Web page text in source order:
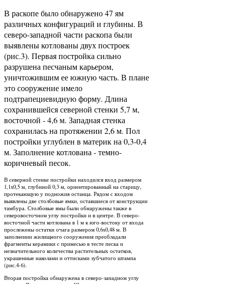
В раскопе было обнаружено 47 ям
различных конфигураций и глубины. В
северо-западной части раскопа были
выявлены котлованы двух построек
(рис.3). Первая постройка сильно
разрушена песчаным карьером,
уничтожившим ее южную часть. В плане
это сооружение имело
подтрапециевидную форму. Длина
сохранившейся северной стенки 5,7 м,
восточной - 4,6 м. Западная стенка
сохранилась на протяжении 2,6 м. Пол
постройки углублен в материк на 0,3-0,4
м. Заполнение котлована - темно-
коричневый песок.
В северной стенке постройки находился вход размером
1,1x0,5 м, глубиной 0,3 м, ориентированный на старицу,
протекающую у подножия останца. Рядом с входом
выявлены две столбовые ямки, оставшиеся от конструкции
тамбура. Столбовые ямы были обнаружены также в
северовосточном углу постройки и в центре. В северо-
восточной части котлована в 1 м к юго-востоку от входа
прослежены остатки очага размером 0,6x0,48 м. В
заполнении жилищного сооружения преобладали
фрагменты керамики с примесью в тесте песка и
незначительного количества растительных остатков,
украшенные наколами и оттисками зубчатого штампа
(рис.4-6).
Вторая постройка обнаружена в северо-западном углу